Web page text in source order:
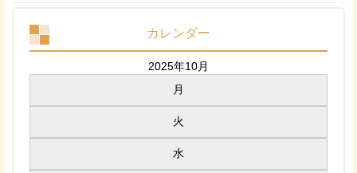
カレンダー
2025年10月
月
火
水